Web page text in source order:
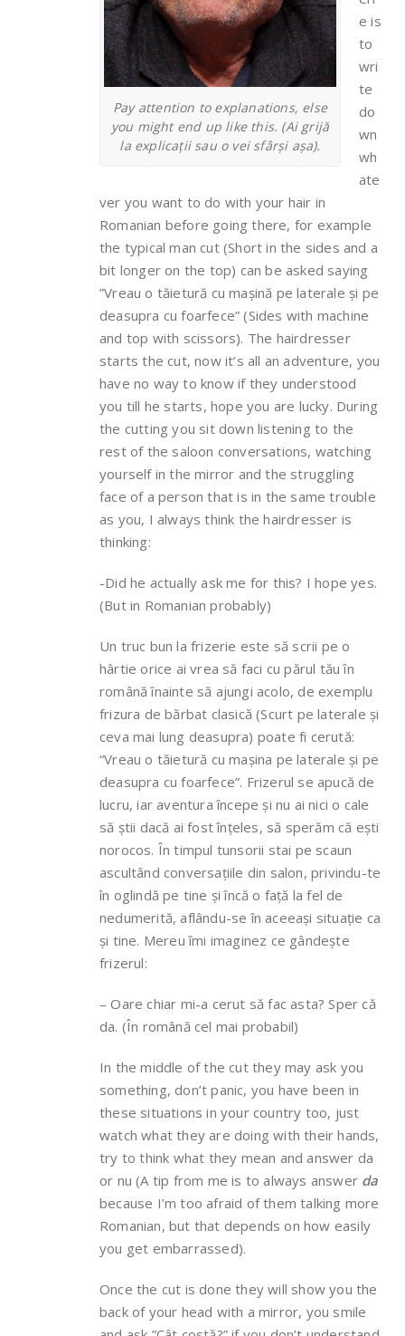
Pay attention to explanations, else
you might end up like this. (Ai grijă
la explicații sau o vei sfârși așa).
e is
to
wri
te
do
wn
wh
ate
ver you want to do with your hair in
Romanian before going there, for example
the typical man cut (Short in the sides and a
bit longer on the top) can be asked saying
”Vreau o tăietură cu mașină pe laterale și pe
deasupra cu foarfece” (Sides with machine
and top with scissors). The hairdresser
starts the cut, now it’s all an adventure, you
have no way to know if they understood
you till he starts, hope you are lucky. During
the cutting you sit down listening to the
rest of the saloon conversations, watching
yourself in the mirror and the struggling
face of a person that is in the same trouble
as you, I always think the hairdresser is
thinking:
-Did he actually ask me for this? I hope yes.
(But in Romanian probably)
Un truc bun la frizerie este să scrii pe o
hârtie orice ai vrea să faci cu părul tău în
română înainte să ajungi acolo, de exemplu
frizura de bărbat clasică (Scurt pe laterale și
ceva mai lung deasupra) poate fi cerută:
“Vreau o tăietură cu mașina pe laterale și pe
deasupra cu foarfece”. Frizerul se apucă de
lucru, iar aventura începe și nu ai nici o cale
să știi dacă ai fost înțeles, să sperăm că ești
norocos. În timpul tunsorii stai pe scaun
ascultând conversațiile din salon, privindu-te
în oglindă pe tine și încă o față la fel de
nedumerită, aflându-se în aceeași situație ca
și tine. Mereu îmi imaginez ce gândește
frizerul:
– Oare chiar mi-a cerut să fac asta? Sper că
da. (În română cel mai probabil)
In the middle of the cut they may ask you
something, don’t panic, you have been in
these situations in your country too, just
watch what they are doing with their hands,
try to think what they mean and answer da
or nu (A tip from me is to always answer da
because I’m too afraid of them talking more
Romanian, but that depends on how easily
you get embarrassed).
Once the cut is done they will show you the
back of your head with a mirror, you smile